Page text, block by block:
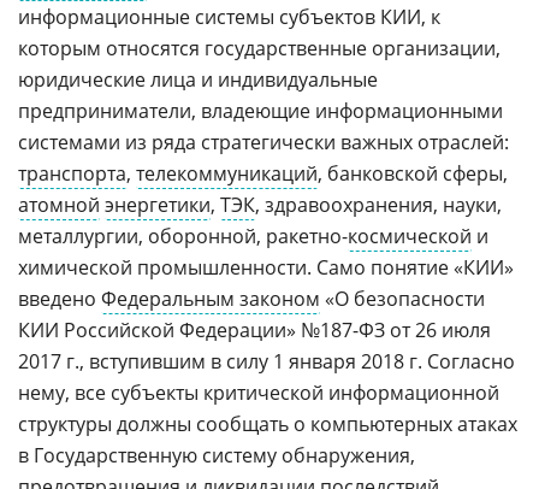
информационные системы субъектов КИИ, к
которым относятся государственные организации,
юридические лица и индивидуальные
предприниматели, владеющие информационными
системами из ряда стратегически важных отраслей:
транспорта, телекоммуникаций, банковской сферы,
атомной энергетики, ТЭК, здравоохранения, науки,
металлургии, оборонной, ракетно-космической и
химической промышленности. Само понятие «КИИ»
введено Федеральным законом «О безопасности
КИИ Российской Федерации» №187-ФЗ от 26 июля
2017 г., вступившим в силу 1 января 2018 г. Согласно
нему, все субъекты критической информационной
структуры должны сообщать о компьютерных атаках
в Государственную систему обнаружения,